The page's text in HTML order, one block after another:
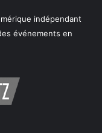
indépendant
événements en